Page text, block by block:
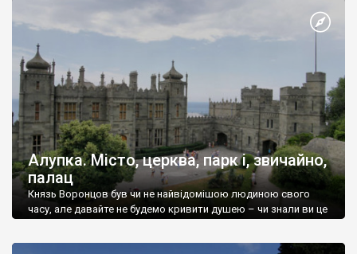
Алупка. Місто, церква, парк і, звичайно,
палац
Князь Воронцов був чи не найвідомішою людиною свого
часу, але давайте не будемо кривити душею – чи знали ви це